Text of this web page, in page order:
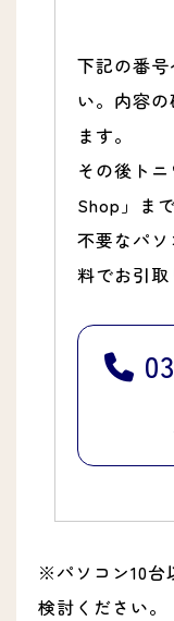
下記の番
い。内容
ます。
その後ト
Shop」ま
不要なパ
料でお引取
※パソコン10台
検討ください。